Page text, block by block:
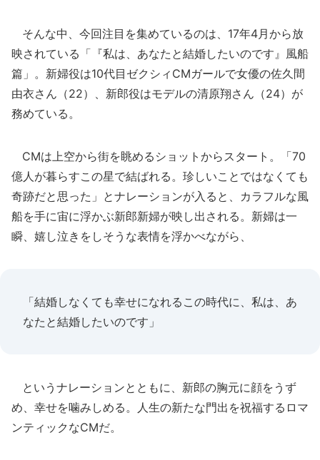
そんな中、今回注目を集めているのは、17年4月から放
映されている「『私は、あなたと結婚したいのです』風船
篇」。新婦役は10代目ゼクシィCMガールで女優の佐久間
由衣さん（22）、新郎役はモデルの清原翔さん（24）が
務めている。
CMは上空から街を眺めるショットからスタート。「70
億人が暮らすこの星で結ばれる。珍しいことではなくても
奇跡だと思った」とナレーションが入ると、カラフルな風
船を手に宙に浮かぶ新郎新婦が映し出される。新婦は一
瞬、嬉し泣きをしそうな表情を浮かべながら、
「結婚しなくても幸せになれるこの時代に、私は、あ
なたと結婚したいのです」
というナレーションとともに、新郎の胸元に顔をうず
め、幸せを噛みしめる。人生の新たな門出を祝福するロマ
ンティックなCMだ。